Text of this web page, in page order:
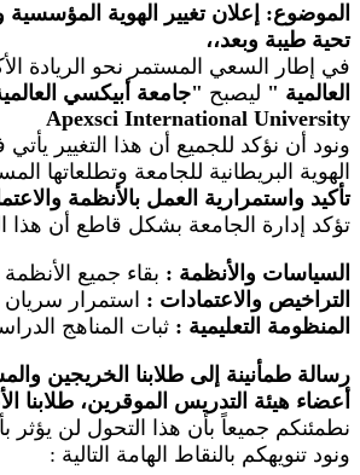
الموضوع: إعلان تغيير الهوية
تحية طيبة وبعد،،
في إطار السعي المستمر نحو الريادة
العالمية " ليصبح "جامعة أبيكسي
International University
Apexsci
ونود أن نؤكد للجميع أن هذا التغيير
الهوية البريطانية للجامعة وتطلعاتها
تأكيد واستمرارية العمل بالأنظمة
تؤكد إدارة الجامعة بشكل قاطع أن هذا
السياسات والأنظمة : بقاء جميع
التراخيص والاعتمادات : استمرار سريان
المنظومة التعليمية : ثبات المناهج
رسالة طمأنينة إلى طلابنا الخريجين
أعضاء هيئة التدريس الموقرين، طلابنا
نطمئنكم جميعاً بأن هذا التحول لن
ونود تنويهكم بالنقاط الهامة التالية :